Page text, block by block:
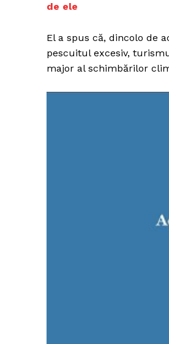
de ele
El a spus că, dincolo de
pescuitul excesiv,
major al schimbărilor